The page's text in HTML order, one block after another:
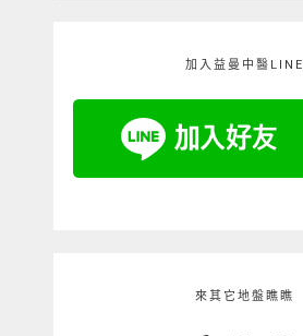
加入益曼中醫LINE
來其它地盤瞧瞧